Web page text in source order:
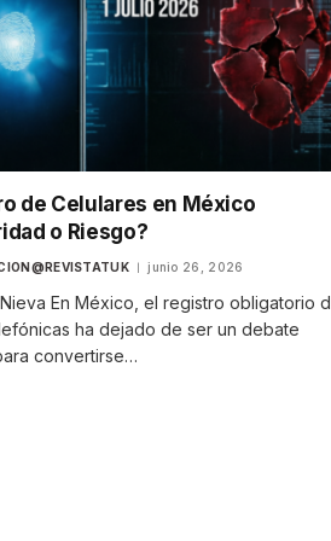
de Celulares en México
o Riesgo?
junio 26, 2026
Nieva En México, el registro obligatorio
ha dejado de ser un debate
convertirse…